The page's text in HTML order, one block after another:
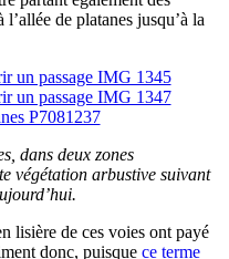
de platanes jusqu’à la
dans deux zones
végétation arbustive suivant
lisière de ces voies ont payé
donc, puisque ce terme